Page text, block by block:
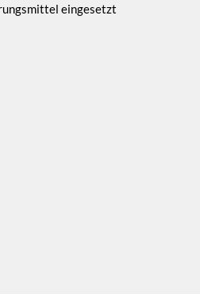
eingesetzt